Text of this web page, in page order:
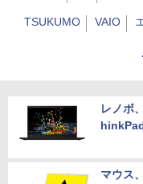
TSUKUMO VAIO
ドスパ
LAVIE Mac
レッツノート
レノボ
マウス